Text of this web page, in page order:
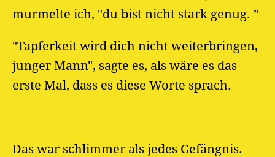
murmelte ich, "du bist nicht stark genug. ”
"Tapferkeit wird dich nicht weiterbringen,
junger Mann", sagte es, als wäre es das
erste Mal, dass es diese Worte sprach.
Das war schlimmer als jedes Gefängnis.